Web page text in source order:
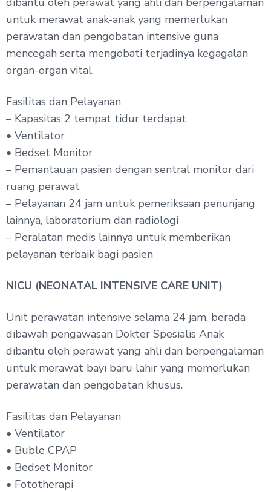
untuk merawat anak-anak yang memerlukan
perawatan dan pengobatan intensive guna
mencegah serta mengobati terjadinya kegagalan
organ-organ vital.
Fasilitas dan Pelayanan
– Kapasitas 2 tempat tidur terdapat
• Ventilator
• Bedset Monitor
– Pemantauan pasien dengan sentral monitor dari
ruang perawat
– Pelayanan 24 jam untuk pemeriksaan penunjang
lainnya, laboratorium dan radiologi
– Peralatan medis lainnya untuk memberikan
pelayanan terbaik bagi pasien
NICU (NEONATAL INTENSIVE CARE UNIT)
Unit perawatan intensive selama 24 jam, berada
dibawah pengawasan Dokter Spesialis Anak
dibantu oleh perawat yang ahli dan berpengalaman
untuk merawat bayi baru lahir yang memerlukan
perawatan dan pengobatan khusus.
Fasilitas dan Pelayanan
• Ventilator
• Buble CPAP
• Bedset Monitor
• Fototherapi